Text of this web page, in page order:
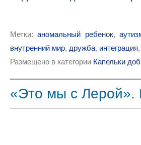
Метки:аномальный ребенок,
внутренний мир, дружба, интеграция,
Размещено в категории Капельки
«Это мы с Лерой».